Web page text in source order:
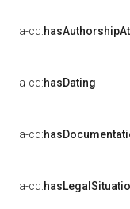
a-cd:
a-cd:hasDating
a-cd:
a-cd: